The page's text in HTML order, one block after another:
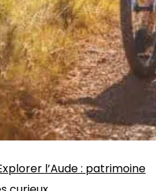
l’Aude : patrimoine